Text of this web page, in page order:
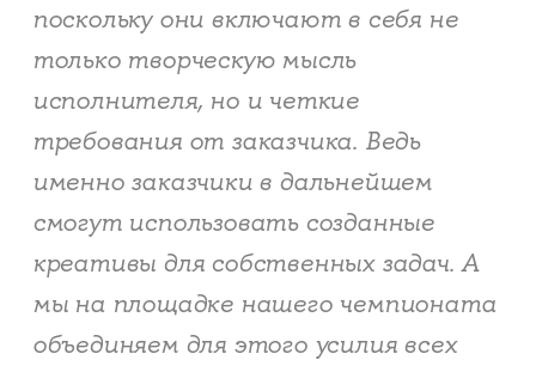
поскольку они включают в себя не
только творческую мысль
исполнителя, но и четкие
требования от заказчика. Ведь
именно заказчики в дальнейшем
смогут использовать созданные
креативы для собственных задач. А
мы на площадке нашего чемпионата
объединяем для этого усилия всех